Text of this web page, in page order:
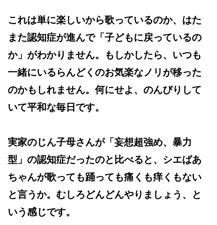
これは単に楽しいから歌っているのか、はた
また認知症が進んで「子どもに戻っているの
か」がわかりません。もしかしたら、いつも
一緒にいるらんどくのお気楽なノリが移った
のかもしれません。何にせよ、のんびりして
いて平和な毎日です。
実家のじん子母さんが「妄想超強め、暴力
型」の認知症だったのと比べると、シエばあ
ちゃんが歌っても踊っても痛くも痒くもない
と言うか。むしろどんどんやりましょう、と
いう感じです。